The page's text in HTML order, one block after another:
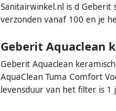
Sanitairwinkel.nl is d
verzonden vanaf 100 en je
Geberit Aquaclean
Geberit Aquaclean
AquaClean Tuma Comfort
levensduur van het filter is 1